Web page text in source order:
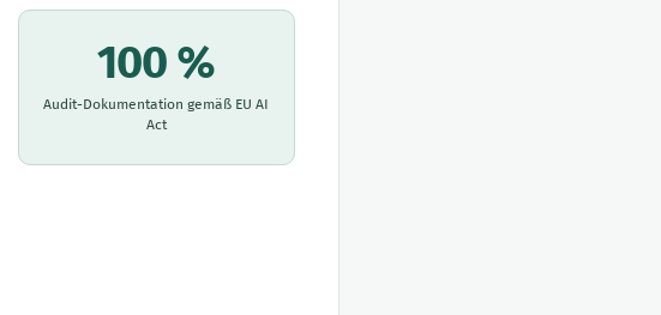
100 %
Audit-Dokumentation gemäß EU AI
Act